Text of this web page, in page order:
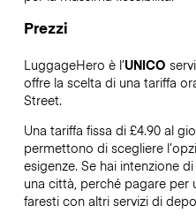
Prezzi
LuggageHero è l’UNICO
offre la scelta di una tariffa
Street.
Una tariffa fissa di £4.90 al
permettono di scegliere
esigenze. Se hai intenzione
una città, perché pagare per
faresti con altri servizi di